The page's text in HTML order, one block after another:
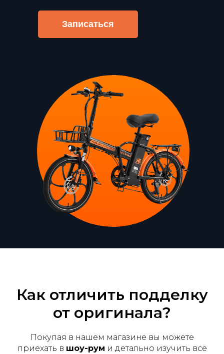
общественном транспорте или в
пассажирский лифт.
Записаться
Как отличить подделку
от оригинала?
Покупая в нашем магазине вы можете
приехать в шоу-рум и детально изучить все